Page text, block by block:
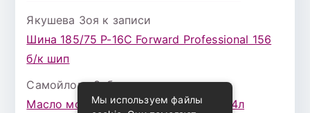
Якушева Зоя к записи
Шина 185/75 Р-16С Forward Professional 156
б/к шип
Самойлова Забавак записи
Масло моторное ZIC X7 (A+) 10W30 4л
Мы используем файлы